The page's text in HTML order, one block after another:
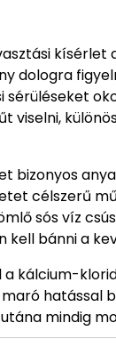
kísérlet
dologra
sérüléseket
viselni,
bizonyos
célszerű
sós víz
kell bánni a
a kálcium-
hatással
mindig